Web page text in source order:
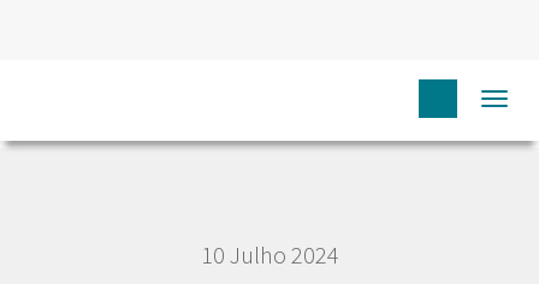
SOBREVIVÊNCIA GLOBAL –
DOENTES DIAGNOSTICADOS EM 2013/2014 NO IPO – PORTO
10 Julho 2024